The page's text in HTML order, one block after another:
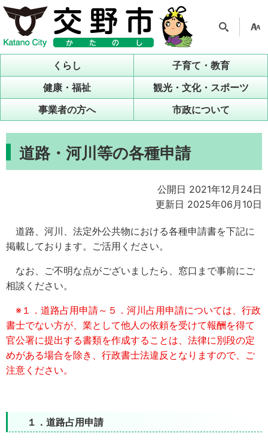
ル
くらし
子育て・教育
健康・福祉
観光・文化・スポーツ
事業者の方へ
市政について
道路・河川等の各種申請
公開日 2021年12月24日
更新日 2025年06月10日
道路、河川、法定外公共物における各種申請書を下記に
掲載しております。ご活用ください。
なお、ご不明な点がございましたら、窓口まで事前にご
相談ください。
※１．道路占用申請～５．河川占用申請については、行政
書士でない方が、業として他人の依頼を受けて報酬を得て
官公署に提出する書類を作成することは、法律に別段の定
めがある場合を除き、行政書士法違反となりますので、ご
注意ください。
１．道路占用申請